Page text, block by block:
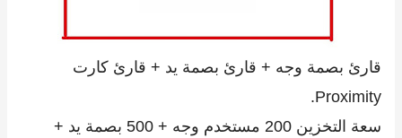
قارئ بصمة وجه + قارئ بصمة يد + قارئ كارت
Proximity.
سعة التخزين 200 مستخدم وجه + 500 بصمة يد +